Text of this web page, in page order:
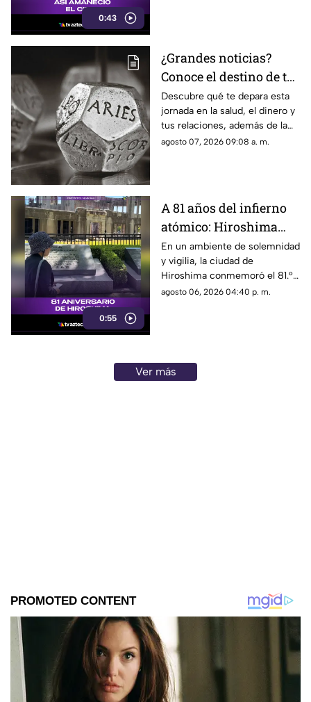
0:43
¿Grandes noticias?
Conoce el destino de tu
signo para este viernes
Descubre qué te depara esta
jornada en la salud, el dinero y
tus relaciones, además de la
palabra clave para guiar tus
agosto 07, 2026 09:08 a. m.
0:55
A 81 años del infierno
atómico: Hiroshima
exige a las potencias el
fin de la era nuclear
En un ambiente de solemnidad
y vigilia, la ciudad de
Hiroshima conmemoró el 81.°
aniversario del devastador
agosto 06, 2026 04:40 p. m.
Ver más